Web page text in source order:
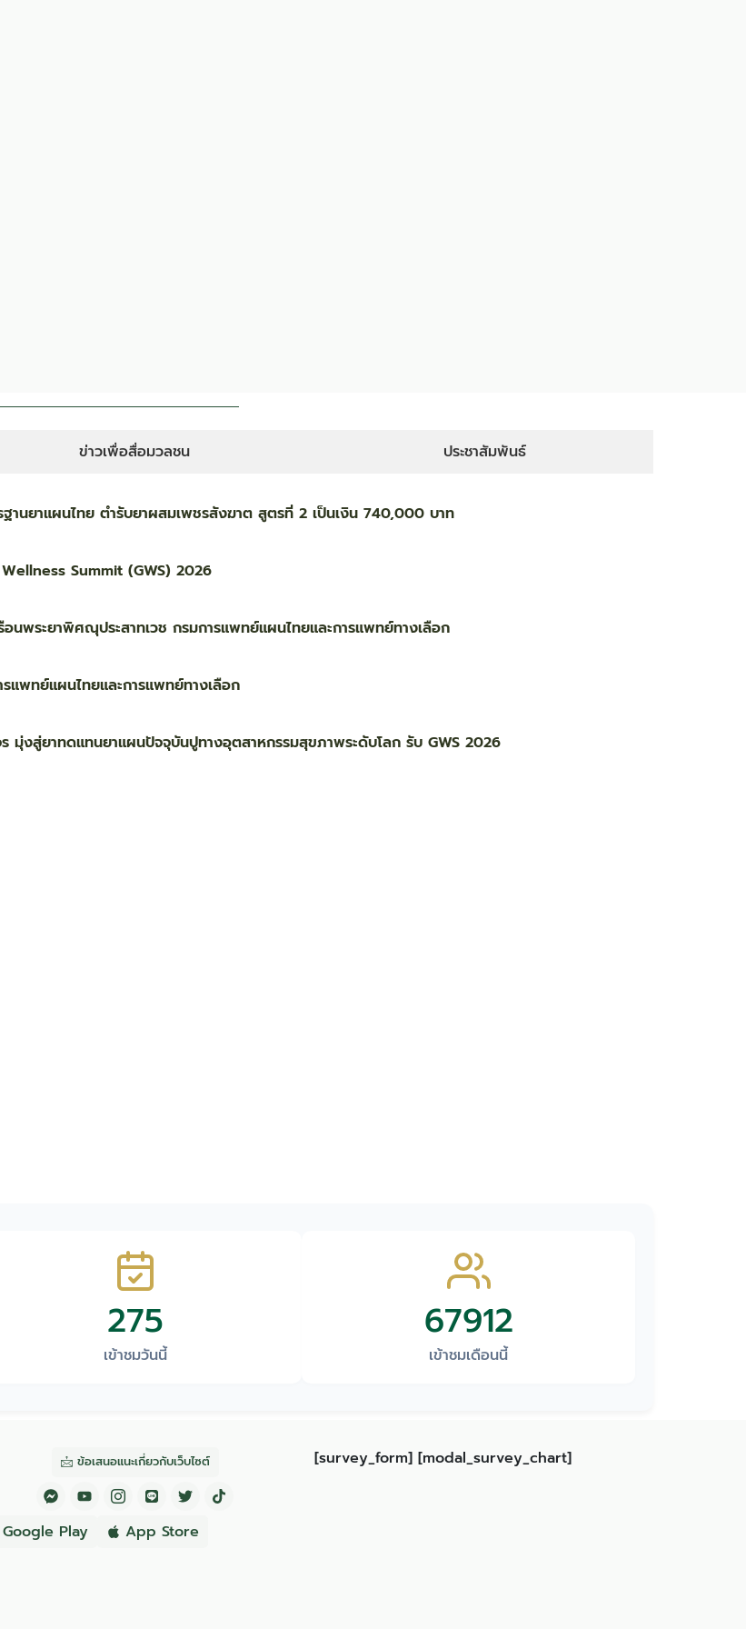
ข่าวเพื่อสื่อมวลชน ประชาสัมพันธ์
ฐานยาแผนไทย ตำรับยาผสมเพชรสังฆาต สูตรที่ 2 เป็นเงิน 740,000 บาท
Wellness Summit (GWS) 2026
อนพระยาพิศณุประสาทเวช กรมการแพทย์แผนไทยและการแพทย์ทางเลือก
พทย์แผนไทยและการแพทย์ทางเลือก
มุ่งสู่ยาทดแทนยาแผนปัจจุบันปูทางอุตสาหกรรมสุขภาพระดับโลก รับ GWS 2026
275
เข้าชมวันนี้
67912
เข้าชมเดือนนี้
ข้อเสนอแนะเกี่ยวกับเว็บไซต์
Google Play App Store
[survey_form] [modal_survey_chart]